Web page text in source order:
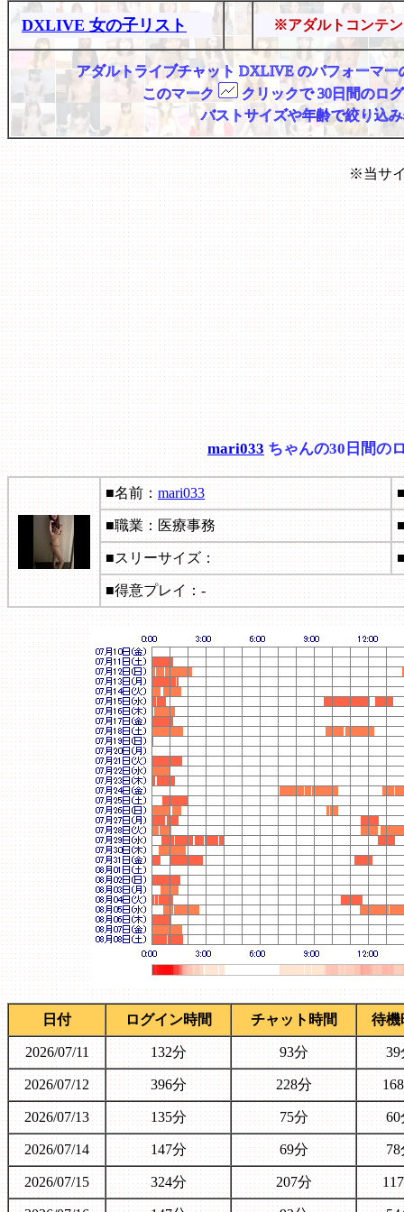
DXLIVE 女の子リスト ※アダルトコンテ
アダルトライブチャット DXLIVE のパフォーマ
このマーク
クリックで 30日間のロ
バストサイズや年齢で絞り込
※当サ
mari033 ちゃんの30日間の
■名前：mari033
■職業：医療事務
■スリーサイズ：
■得意プレイ：-
日付 ログイン時間 チャット時間 待機
2026/07/11 132分 93分 39
2026/07/12 396分 228分
2026/07/13 135分 75分 60
2026/07/14 147分 69分 78
2026/07/15 324分 207分